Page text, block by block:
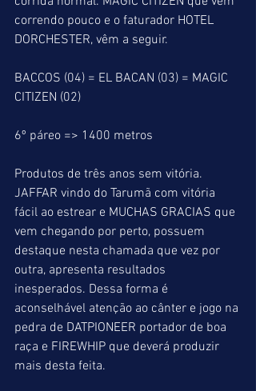
correndo pouco e o faturador HOTEL
DORCHESTER, vêm a seguir.
BACCOS (04) = EL BACAN (03) = MAGIC
CITIZEN (02)
6º páreo => 1400 metros
Produtos de três anos sem vitória.
JAFFAR vindo do Tarumã com vitória
fácil ao estrear e MUCHAS GRACIAS que
vem chegando por perto, possuem
destaque nesta chamada que vez por
outra, apresenta resultados
inesperados. Dessa forma é
aconselhável atenção ao cânter e jogo na
pedra de DATPIONEER portador de boa
raça e FIREWHIP que deverá produzir
mais desta feita.